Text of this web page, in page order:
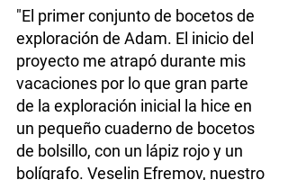
"El primer conjunto de bocetos de
exploración de Adam. El inicio del
proyecto me atrapó durante mis
vacaciones por lo que gran parte
de la exploración inicial la hice en
un pequeño cuaderno de bocetos
de bolsillo, con un lápiz rojo y un
bolígrafo. Veselin Efremov, nuestro